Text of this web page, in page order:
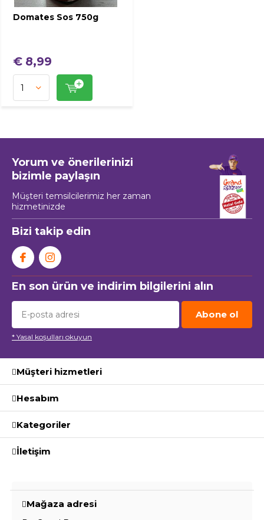
Domates Sos 750g
€ 8,99
Yorum ve önerilerinizi
bizimle paylaşın
Müşteri temsilcilerimiz her zaman
hizmetinizde
Bizi takip edin
En son ürün ve indirim bilgilerini alın
Abone ol
* Yasal koşulları okuyun
Müşteri hizmetleri
Hesabım
Kategoriler
İletişim
Mağaza adresi